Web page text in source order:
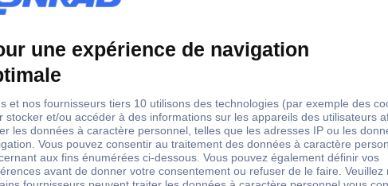
32 mm Polyamide 6 125 mm avec trou central